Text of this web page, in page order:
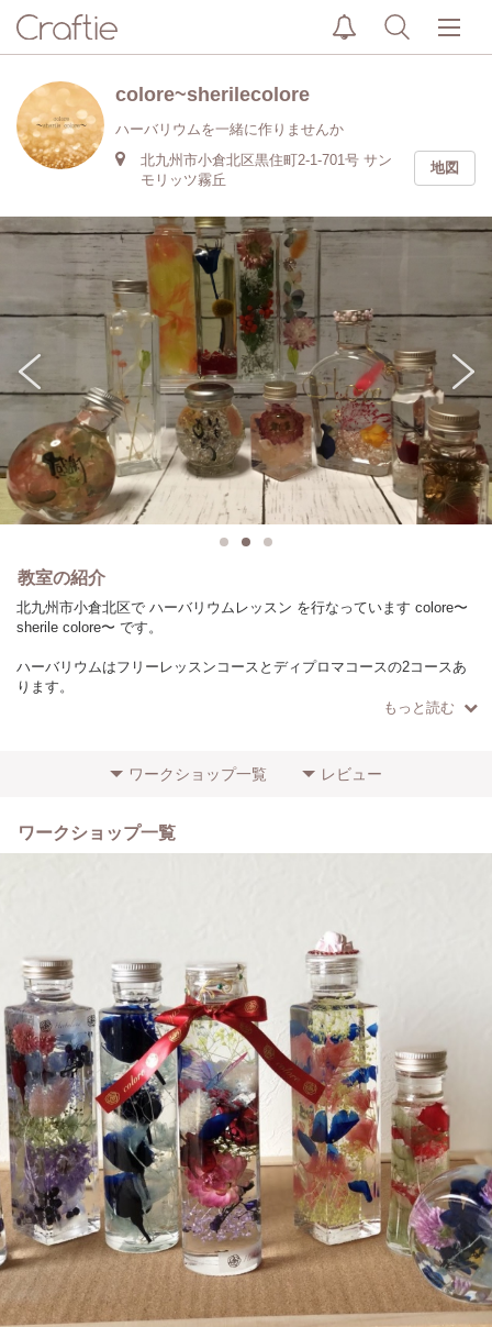
colore~sherilecolore
ハーバリウムを一緒に作りませんか
北九州市小倉北区黒住町2-1-701号 サン
モリッツ霧丘
地図
教室の紹介
北九州市小倉北区で ハーバリウムレッスン を行なっています colore〜
sherile colore〜 です。
ハーバリウムはフリーレッスンコースとディプロマコースの2コースあ
ります。
販売や自分の教室を持ちたいという方はディプロマコースを。
ご自分に合わせてコースをお選び頂けます。
忙しくお花のお世話が難しい、長く楽しみたい、ハーバリウム作ってみ
たいな、そういう思いが少しでもあるなら楽しく一緒にハーバリウムを
もっと読む
ワークショップ一覧 レビュー
ワークショップ一覧